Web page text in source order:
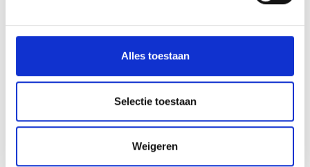
Alles toestaan
Selectie toestaan
Weigeren
18% korting